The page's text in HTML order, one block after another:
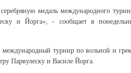
медаль международного
и Йорга», - сообщает в
турнир по вольной и
Парвулеску и Василе Йорга.